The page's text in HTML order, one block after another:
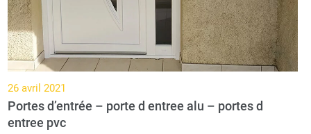
26 avril 2021
Portes d’entrée – porte d entree alu – portes d
entree pvc